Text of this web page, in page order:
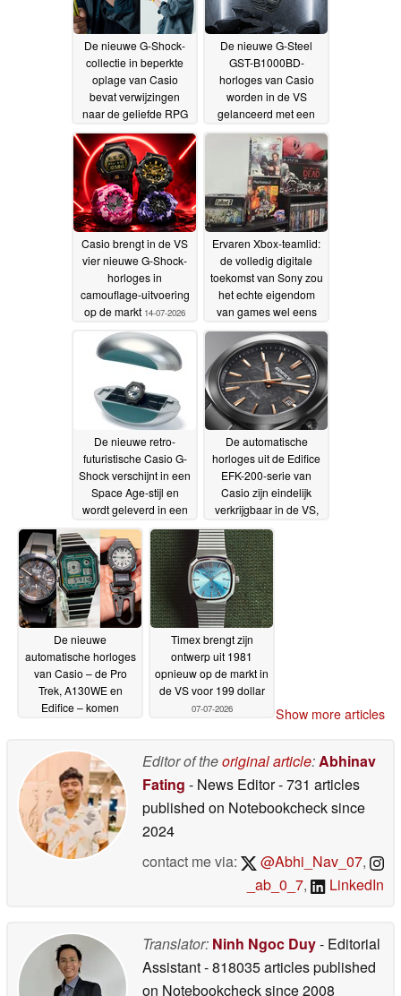
De nieuwe G-Shock-
collectie in beperkte
oplage van Casio
bevat verwijzingen
naar de geliefde RPG
van Nintendo14-07-2026
De nieuwe G-Steel
GST-B1000BD-
horloges van Casio
worden in de VS
gelanceerd met een
zwarte ionische
coating14-07-2026
Casio brengt in de VS
vier nieuwe G-Shock-
horloges in
camouflage-uitvoering
op de markt 14-07-2026
Ervaren Xbox-teamlid:
de volledig digitale
toekomst van Sony zou
het echte eigendom
van games wel eens
het einde kunnen
betekenen13-07-2026
De nieuwe retro-
futuristische Casio G-
Shock verschijnt in een
Space Age-stijl en
wordt geleverd in een
verzamelbare
tijdcapsule-verpakking
12-07-2026
De automatische
horloges uit de Edifice
EFK-200-serie van
Casio zijn eindelijk
verkrijgbaar in de VS,
met onder meer een
wijzerplaat van
gesmeed koolstofvezel
09-07-2026
De nieuwe
automatische horloges
van Casio – de Pro
Trek, A130WE en
Edifice – komen
het echt
07-07-2026
Timex brengt zijn
ontwerp uit 1981
opnieuw op de markt in
de VS voor 199 dollar
07-07-2026 Show more articles
Editor of theoriginal article:Abhinav
Fating - News Editor- 731 articles
published on Notebookchecksince
2024
contact me via:
@Abhi_Nav_07,
_ab_0_7, LinkedIn
Translator: Ninh Ngoc Duy- Editorial
Assistant- 818035 articles published
on Notebookchecksince 2008